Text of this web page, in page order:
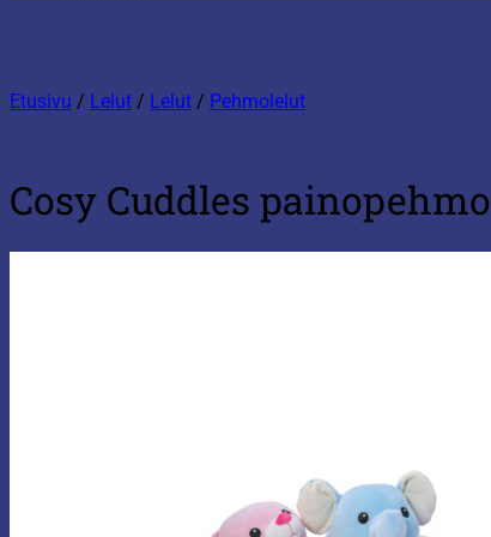
Etusivu / Lelut / Lelut / Pehmolelut
Cosy Cuddles painopehmo